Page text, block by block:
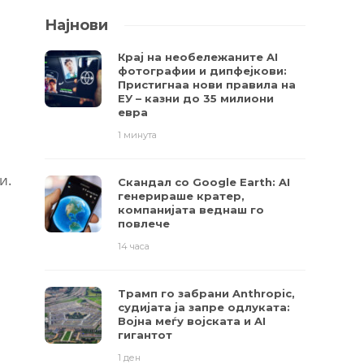
Најнови
Крај на необележаните AI
фотографии и дипфејкови:
Пристигнаа нови правила на
ЕУ – казни до 35 милиони
евра
1 минута
Скандал со Google Earth: AI
генерираше кратер,
компанијата веднаш го
повлече
14 часа
Трамп го забрани Anthropic,
судијата ја запре одлуката:
Војна меѓу војската и AI
гигантот
1 ден